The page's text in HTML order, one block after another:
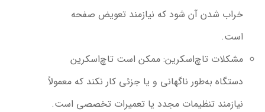
خراب شدن آن شود که نیازمند تعویض صفحه
است.
مشکلات تاچ‌اسکرین: ممکن است تاچ‌اسکرین
دستگاه به‌طور ناگهانی و یا جزئی کار نکند که معمولاً
نیازمند تنظیمات مجدد یا تعمیرات تخصصی است.